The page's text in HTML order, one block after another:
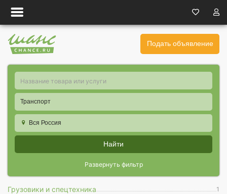
Подать объявление
Транспорт
Вся Россия
Найти
Развернуть фильтр
Грузовики и спецтехника 1